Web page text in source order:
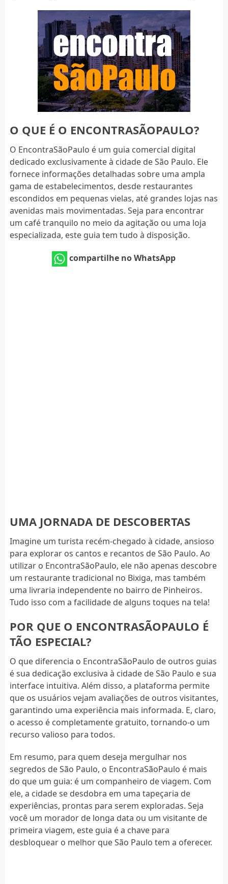
O QUE É O ENCONTRASÃOPAULO?
O EncontraSãoPaulo é um guia comercial digital
dedicado exclusivamente à cidade de São Paulo. Ele
fornece informações detalhadas sobre uma ampla
gama de estabelecimentos, desde restaurantes
escondidos em pequenas vielas, até grandes lojas nas
avenidas mais movimentadas. Seja para encontrar
um café tranquilo no meio da agitação ou uma loja
especializada, este guia tem tudo à disposição.
compartilhe no WhatsApp
UMA JORNADA DE DESCOBERTAS
Imagine um turista recém-chegado à cidade, ansioso
para explorar os cantos e recantos de São Paulo. Ao
utilizar o EncontraSãoPaulo, ele não apenas descobre
um restaurante tradicional no Bixiga, mas também
uma livraria independente no bairro de Pinheiros.
Tudo isso com a facilidade de alguns toques na tela!
POR QUE O ENCONTRASÃOPAULO É
TÃO ESPECIAL?
O que diferencia o EncontraSãoPaulo de outros guias
é sua dedicação exclusiva à cidade de São Paulo e sua
interface intuitiva. Além disso, a plataforma permite
que os usuários vejam avaliações de outros visitantes,
garantindo uma experiência mais informada. E, claro,
o acesso é completamente gratuito, tornando-o um
recurso valioso para todos.
Em resumo, para quem deseja mergulhar nos
segredos de São Paulo, o EncontraSãoPaulo é mais
do que um guia: é um companheiro de viagem. Com
ele, a cidade se desdobra em uma tapeçaria de
experiências, prontas para serem exploradas. Seja
você um morador de longa data ou um visitante de
primeira viagem, este guia é a chave para
desbloquear o melhor que São Paulo tem a oferecer.